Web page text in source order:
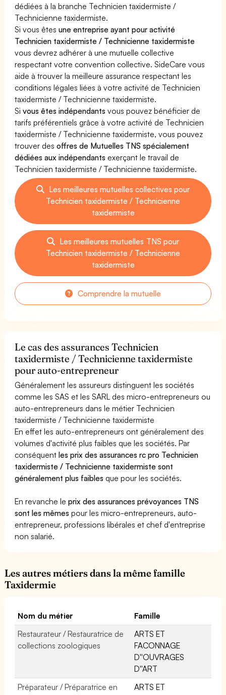
dédiées à la branche Technicien taxidermiste /
Technicienne taxidermiste.
Si vous êtesune entreprise ayant pour activité
Technicien taxidermiste / Technicienne taxidermiste
vous devrez adhérer à une mutuelle collective
respectant votre convention collective. SideCare vous
aide à trouver la meilleure assurance respectant les
conditions légales liées à votre activité de Technicien
taxidermiste / Technicienne taxidermiste.
Sivous êtes indépendants vous pouvez bénéficier de
tarifs préférentiels grâce à votre activité de Technicien
taxidermiste / Technicienne taxidermiste, vous pouvez
trouver desoffres de Mutuelles TNS spécialement
dédiées aux indépendants exerçant le travail de
Technicien taxidermiste / Technicienne taxidermiste.
Les meilleures mutuelles collectives pour
Technicien taxidermiste / Technicienne
taxidermiste
Les meilleures mutuelles TNS pour
Technicien taxidermiste / Technicienne
taxidermiste
Comprendre la mutuelle
Le cas des assurances Technicien
taxidermiste / Technicienne taxidermiste
pour auto-entrepreneur
Généralement les assureurs distinguent les sociétés
comme les SAS et les SARL des micro-entrepreneurs ou
auto-entrepreneurs dans le métier Technicien
taxidermiste / Technicienne taxidermiste
En effet les auto-entrepreneurs ont généralement des
volumes d'activité plus faibles que les sociétés. Par
conséquentles prix des assurances rc pro Technicien
taxidermiste / Technicienne taxidermiste sont
généralement plus faibles que pour les sociétés.
En revanche leprix des assurances prévoyances TNS
sont les mêmes pour les micro-entrepreneurs, auto-
entrepreneur, professions libérales et chef d'entreprise
non salarié.
Les autres métiers dans la même famille
Taxidermie
Nom du métier
Famille
Restaurateur / Restauratrice de
collections zoologiques
ARTS ET
FACONNAGE
D''OUVRAGES
D''ART
Préparateur / Préparatrice en
ARTS ET